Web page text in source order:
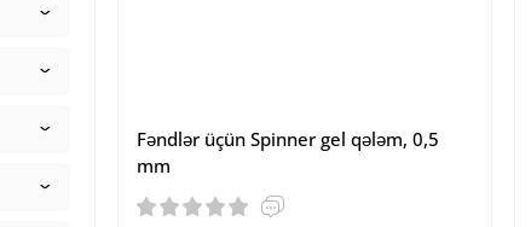
Fəndlər üçün Spinner gel qələm, 0,5
mm